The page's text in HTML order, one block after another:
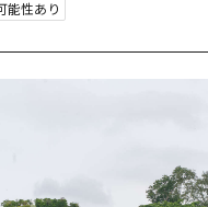
能性あり